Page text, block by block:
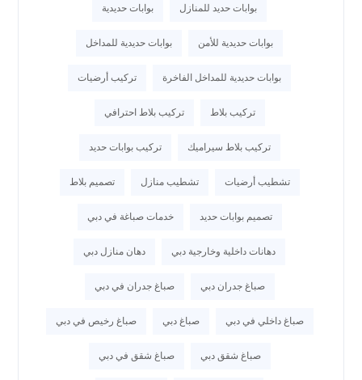
بوابات حديد للمنازل بوابات حديدية
بوابات حديدية للأمن بوابات حديدية للمداخل
بوابات حديدية للمداخل الفاخرة تركيب أرضيات
تركيب بلاط تركيب بلاط احترافي
تركيب بلاط سيراميك تركيب بوابات حديد
تشطيب أرضيات تشطيب منازل تصميم بلاط
تصميم بوابات حديد خدمات صباغة في دبي
دهانات داخلية وخارجية دبي دهان منازل دبي
صباغ جدران دبي صباغ جدران في دبي
صباغ داخلي في دبي صباغ دبي صباغ رخيص في دبي
صباغ شقق دبي صباغ شقق في دبي